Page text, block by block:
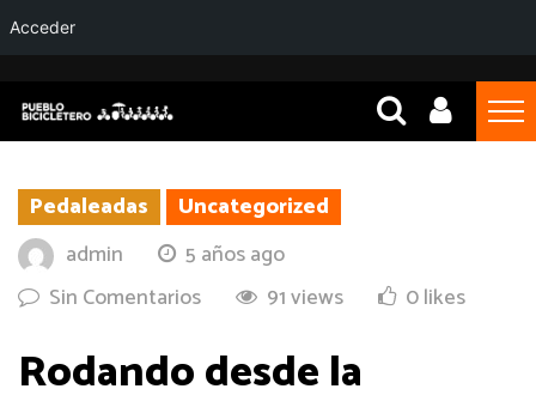
Pedaleadas
Uncategorized
admin
5 años ago
Sin Comentarios
91 views 0 likes
Rodando desde la
Acceder